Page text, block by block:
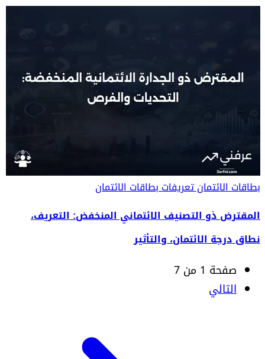
بطاقات الائتمانتعريفات بطاقات الائتمان
المقترض ذو التصنيف الائتماني المنخفض: التعريف،
نطاق درجة الائتمان، والتأثير
صفحة 1 من 7
التالي